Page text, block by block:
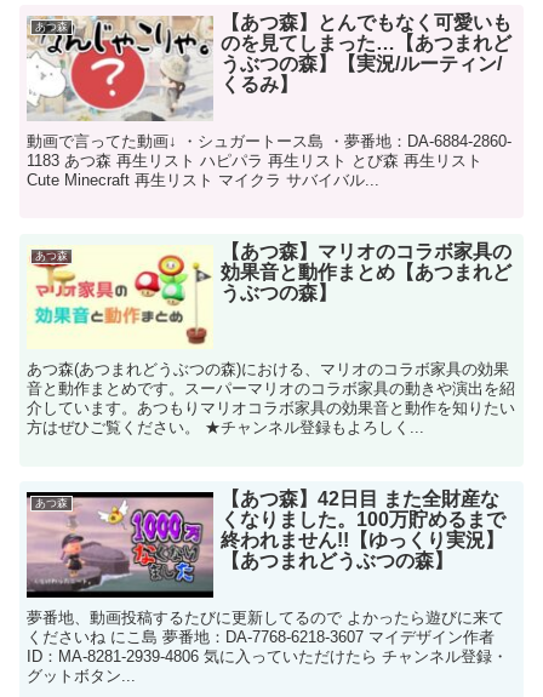
あつ森
【あつ森】とんでもなく可愛いも
のを見てしまった…【あつまれど
うぶつの森】【実況/ルーティン/
くるみ】
動画で言ってた動画↓ ・シュガートース島 ・夢番地：DA-6884-2860-
1183 あつ森 再生リスト ハピパラ 再生リスト とび森 再生リスト
Cute Minecraft 再生リスト マイクラ サバイバル...
あつ森
【あつ森】マリオのコラボ家具の
効果音と動作まとめ【あつまれど
うぶつの森】
あつ森(あつまれどうぶつの森)における、マリオのコラボ家具の効果
音と動作まとめです。スーパーマリオのコラボ家具の動きや演出を紹
介しています。あつもりマリオコラボ家具の効果音と動作を知りたい
方はぜひご覧ください。 ★チャンネル登録もよろしく...
あつ森
【あつ森】42日目 また全財産な
くなりました。100万貯めるまで
終われません!!【ゆっくり実況】
【あつまれどうぶつの森】
夢番地、動画投稿するたびに更新してるので よかったら遊びに来て
くださいね にこ島 夢番地：DA-7768-6218-3607 マイデザイン作者
ID：MA-8281-2939-4806 気に入っていただけたら チャンネル登録・
グットボタン...